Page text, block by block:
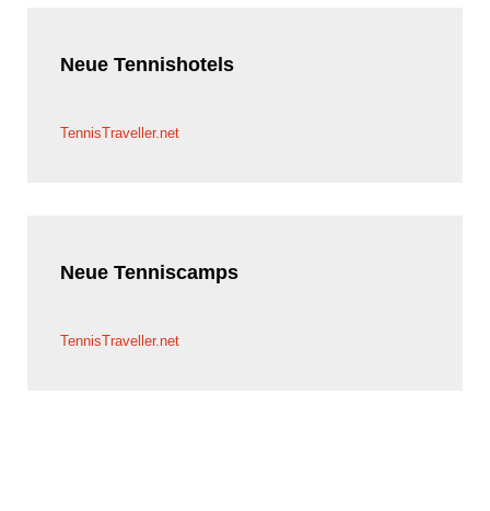
Neue Tennishotels
TennisTraveller.net
Neue Tenniscamps
TennisTraveller.net